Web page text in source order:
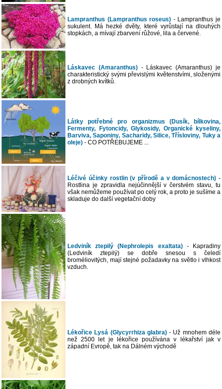
Lampranthus (Lampranthus roseus) - Lampranthus je
sukulent. Má hezké dvěty, které vyrůstají na dlouhých
stopkách, a mívají zbarvení růžové, lila a červené.
Láskavec (Amaranthus)- Láskavec (Amaranthus) je
charakteristický svými převislými květenstvími, složenými
z drobných kvítků.
Látky potřebné pro organizmus (Dusík, bílkovina,
Fermenty, Fytoncidy, Glykosidy, Organické kyseliny,
Barviva, Saponiny, Sacharidy, Silice, Třísloviny, Tuky a
oleje) - CO POTŘEBUJEME ...
Léčivé účinky rostlin (v přírodě a v domácnostech) -
Rostlina je zpravidla nejúčinnější v čerstvém stavu, tu
však nemůžeme používat po celý rok, a proto je sušíme a
skladuje do další vegetační doby
Ledviník ztepilý (Nephrolepis exaltata)- Kapradiny
(Ledviník ztepilý) se dobře snesou s čeledí
broméliovitých, mají stejné požadavky na světlo i vlhkost
vzduch.
Lékořice Lysá (Glycyrrhiza glabra)- Už mnohem déle
než 2500 let je lékořice používána v lékařství jak v
západní Evropě, tak na Dálném východě